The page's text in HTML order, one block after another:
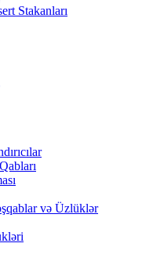
Stakanları
və Üzlüklər